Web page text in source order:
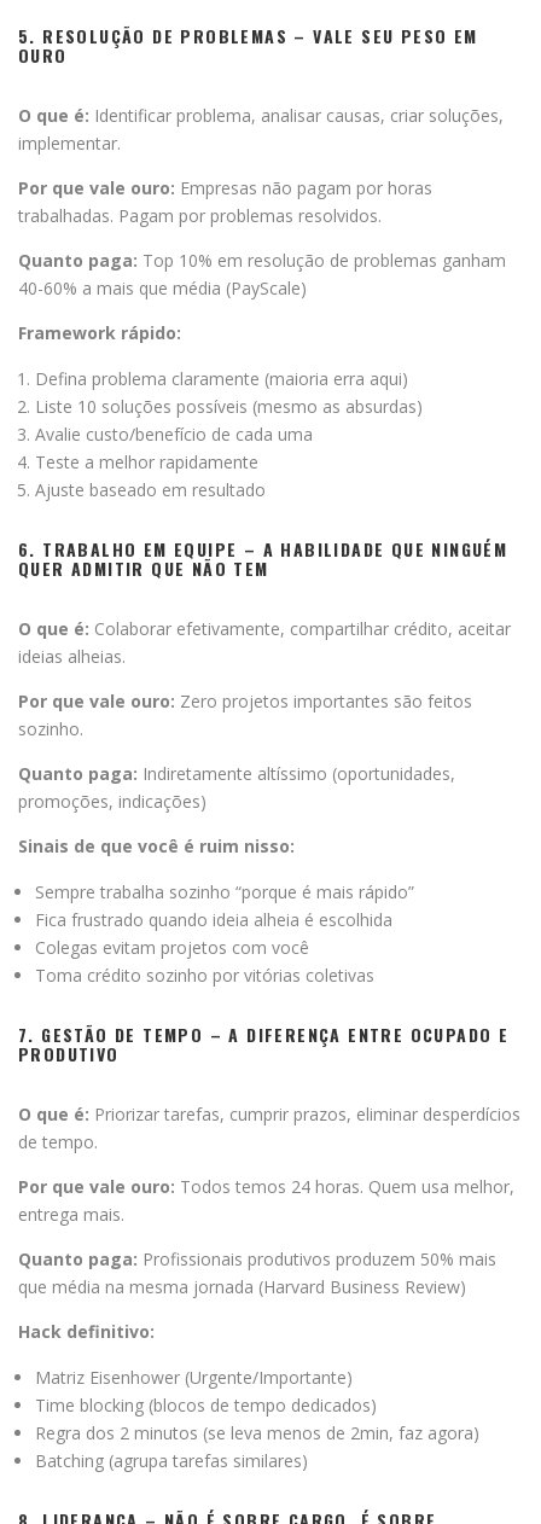
5. RESOLUÇÃO DE PROBLEMAS – VALE SEU PESO EM
OURO
O que é: Identificar problema, analisar causas, criar soluções,
implementar.
Por que vale ouro: Empresas não pagam por horas
trabalhadas. Pagam por problemas resolvidos.
Quanto paga: Top 10% em resolução de problemas ganham
40-60% a mais que média (PayScale)
Framework rápido:
Defina problema claramente (maioria erra aqui)
Liste 10 soluções possíveis (mesmo as absurdas)
Avalie custo/benefício de cada uma
Teste a melhor rapidamente
Ajuste baseado em resultado
6. TRABALHO EM EQUIPE – A HABILIDADE QUE NINGUÉM
QUER ADMITIR QUE NÃO TEM
O que é: Colaborar efetivamente, compartilhar crédito, aceitar
ideias alheias.
Por que vale ouro: Zero projetos importantes são feitos
sozinho.
Quanto paga: Indiretamente altíssimo (oportunidades,
promoções, indicações)
Sinais de que você é ruim nisso:
Sempre trabalha sozinho “porque é mais rápido”
Fica frustrado quando ideia alheia é escolhida
Colegas evitam projetos com você
Toma crédito sozinho por vitórias coletivas
7. GESTÃO DE TEMPO – A DIFERENÇA ENTRE OCUPADO E
PRODUTIVO
O que é: Priorizar tarefas, cumprir prazos, eliminar desperdícios
de tempo.
Por que vale ouro: Todos temos 24 horas. Quem usa melhor,
entrega mais.
Quanto paga: Profissionais produtivos produzem 50% mais
que média na mesma jornada (Harvard Business Review)
Hack definitivo:
Matriz Eisenhower (Urgente/Importante)
Time blocking (blocos de tempo dedicados)
Regra dos 2 minutos (se leva menos de 2min, faz agora)
Batching (agrupa tarefas similares)